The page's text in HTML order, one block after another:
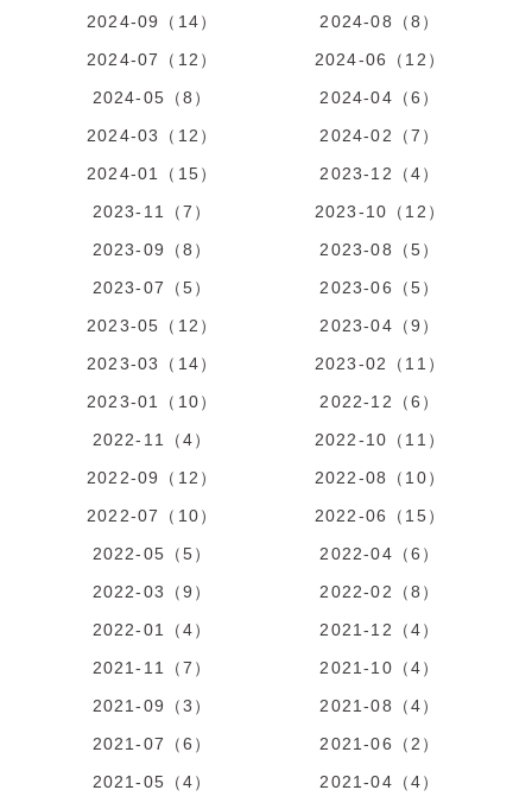
2024-09（14）
2024-08（8）
2024-07（12）
2024-06（12）
2024-05（8）
2024-04（6）
2024-03（12）
2024-02（7）
2024-01（15）
2023-12（4）
2023-11（7）
2023-10（12）
2023-09（8）
2023-08（5）
2023-07（5）
2023-06（5）
2023-05（12）
2023-04（9）
2023-03（14）
2023-02（11）
2023-01（10）
2022-12（6）
2022-11（4）
2022-10（11）
2022-09（12）
2022-08（10）
2022-07（10）
2022-06（15）
2022-05（5）
2022-04（6）
2022-03（9）
2022-02（8）
2022-01（4）
2021-12（4）
2021-11（7）
2021-10（4）
2021-09（3）
2021-08（4）
2021-07（6）
2021-06（2）
2021-05（4）
2021-04（4）